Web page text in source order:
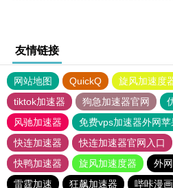
友情链接
网站地图 QuickQ 旋风加速度
tiktok加速器
狗急加速器官网
风驰加速器
免费vps加速器外网苹
快连加速器
快连加速器官网入口
快鸭加速器
旋风加速度器 外
雷霆加速
狂飙加速器 哔咔漫画